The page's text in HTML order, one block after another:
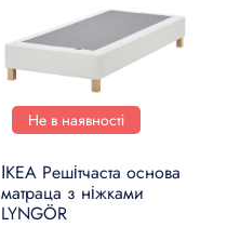
Не в наявності
ІКЕА Решітчаста основа
матраца з ніжками
LYNGÖR